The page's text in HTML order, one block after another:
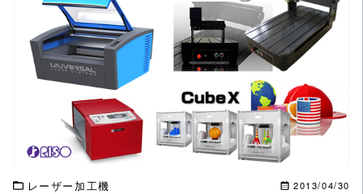
この記事を読む
レーザー加工機 2013/04/30